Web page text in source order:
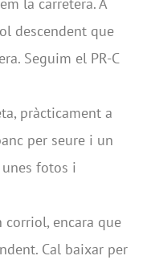
la carretera. A
descendent que
Seguim el PR-C
pràcticament a
per seure i un
fotos i
encara que
Cal baixar per